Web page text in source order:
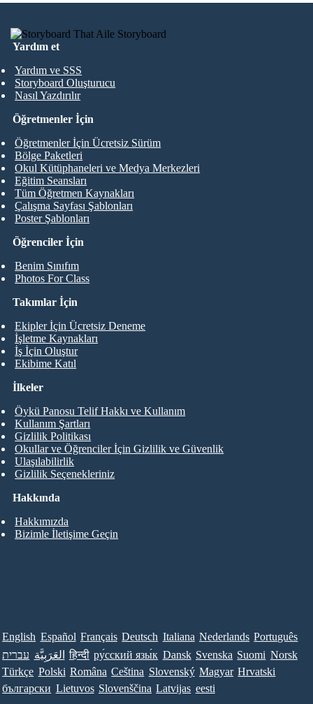
Yardım et
Yardım ve SSS
Storyboard Oluşturucu
Nasıl Yazdırılır
Öğrenciler İçin
Benim Sınıfım
Photos For Class
Öğretmenler İçin
Öğretmenler İçin Ücretsiz Sürüm
Bölge Paketleri
Okul Kütüphaneleri ve Medya Merkezleri
Eğitim Seansları
Tüm Öğretmen Kaynakları
Çalışma Sayfası Şablonları
Poster Şablonları
Takımlar İçin
Ekipler İçin Ücretsiz Deneme
İşletme Kaynakları
İş İçin Oluştur
Ekibime Katıl
Hakkında
Hakkımızda
Bizimle İletişime Geçin
İlkeler
Öykü Panosu Telif Hakkı ve Kullanım
Kullanım Şartları
Gizlilik Politikası
Okullar ve Öğrenciler İçin Gizlilik ve Güvenlik
Ulaşılabilirlik
Gizlilik Seçenekleriniz
English Español Français Deutsch Italiana Nederlands Português
עברית العَرَبِيَّة हिन्दी ру́сский язы́к Dansk Svenska Suomi Norsk
Türkçe Polski Româna Ceština Slovenský Magyar Hrvatski
български Lietuvos Slovenščina Latvijas eesti